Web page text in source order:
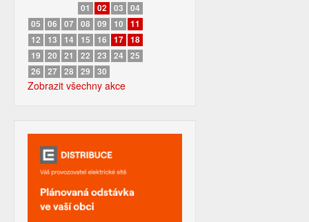
01 02 03
04
05
06 07 08 09 10
11
12
13 14 15 16 17 18
19
20 21 22 23 24
25
26
27 28 29 30
Zobrazit všechny akce